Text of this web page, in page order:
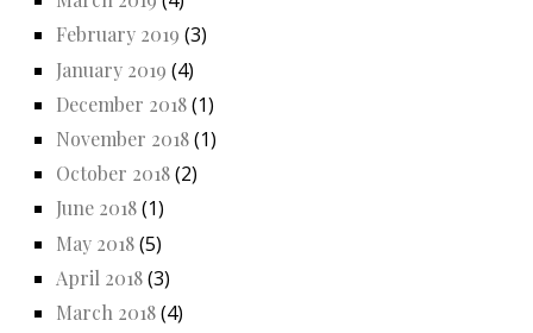
February 2019 (3)
January 2019 (4)
December 2018(1)
November 2018(1)
October 2018(2)
June 2018(1)
May 2018(5)
April 2018(3)
March 2018(4)